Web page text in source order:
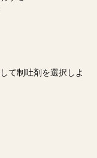
制吐剤を選択しよ